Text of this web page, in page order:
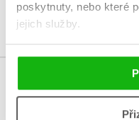
poskytnuty, nebo které
jejich služby.
Přihlásit
MOHLO